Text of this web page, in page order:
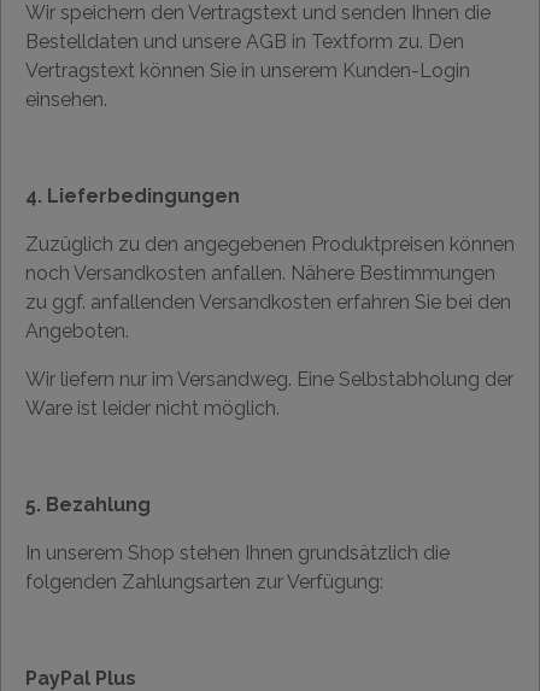
Wir speichern den Vertragstext und senden Ihnen die
Bestelldaten und unsere AGB in Textform zu. Den
Vertragstext können Sie in unserem Kunden-Login
einsehen.
4. Lieferbedingungen
Zuzüglich zu den angegebenen Produktpreisen können
noch Versandkosten anfallen. Nähere Bestimmungen
zu ggf. anfallenden Versandkosten erfahren Sie bei den
Angeboten.
Wir liefern nur im Versandweg. Eine Selbstabholung der
Ware ist leider nicht möglich.
5. Bezahlung
In unserem Shop stehen Ihnen grundsätzlich die
folgenden Zahlungsarten zur Verfügung:
PayPal Plus